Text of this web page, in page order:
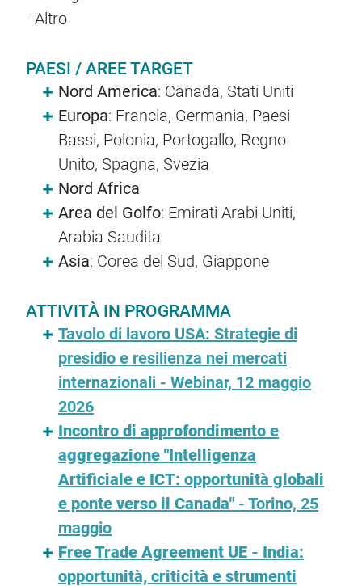
- Altro
PAESI / AREE TARGET
Nord America: Canada, Stati Uniti
Europa: Francia, Germania, Paesi
Bassi, Polonia, Portogallo, Regno
Unito, Spagna, Svezia
Nord Africa
Area del Golfo: Emirati Arabi Uniti,
Arabia Saudita
Asia: Corea del Sud, Giappone
ATTIVITÀ IN PROGRAMMA
Tavolo di lavoro USA: Strategie di
presidio e resilienza nei mercati
internazionali - Webinar, 12 maggio
2026
Incontro di approfondimento e
aggregazione "Intelligenza
Artificiale e ICT: opportunità globali
e ponte verso il Canada" - Torino, 25
maggio
Free Trade Agreement UE - India:
opportunità, criticità e strumenti